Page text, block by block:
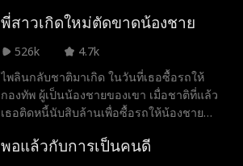
เวลาก่อนที่มันจะสายเกินไปหรือไม่ หรือนาตา
ลีจะอันตรธานหายไป ก่อนที่เขาจะทันได้รู้ตัว
ว่า ตัวเองได้สูญเสียผู้หญิงที่ดีที่สุดในชีวิตไปเสีย
ปลอมใบทะเบียนสมรสเพื่อยึดอาณาจักรมูลค่า
หลายหมื่นล้านของเขา ผู้ช่วยคนสนิทอย่าง
ธนากร พยายามปกป้องทรัพย์สินของเจ้านาย
อย่างสุดความสามารถ จนเมื่อแม่เลี้ยงของสาย
ฝนรู้ความจริงว่ารพีคือใครแล้วยังปฏิเสธจะ
ช่วยพ่อของสายฝนอยู่อีก รพีจึงตัดสินใจติดต่อ
สิ่งที่เป็นของเขาเองคืนมา
และปฏิบัติต่อทิฟฟานี่ราวกับว่าเธอไร้ค่า หัวใจ
หมาย จนกระทั่งโชคชะตาพาเธอไปพบกับร้าน
อาหารเล็ก ๆ ของโคลด ที่นั่น พรสวรรค์ด้าน
การทำอาหารที่ซ่อนอยู่ของเธอถูกจุดประกาย
ขึ้นอีกครั้ง และเธอก็ทำให้บรรดานักวิจารณ์
แล้ววันหนึ่ง เธอก็ได้เผชิญหน้ากับแบร์รี่อีกครั้ง
พี่สาวเกิดใหม่ตัดขาดน้องชาย
526k
4.7k
ไพลินกลับชาติมาเกิด ในวันที่เธอซื้อรถให้
กองทัพ ผู้เป็นน้องชายของเขา เมื่อชาติที่แล้ว
เธอติดหนี้นับสิบล้านเพื่อซื้อรถให้น้องชาย
นี้ เธอตัดสินใจจะตัดขาดกับครอบครัว และยืน
พอแล้วกับการเป็นคนดี